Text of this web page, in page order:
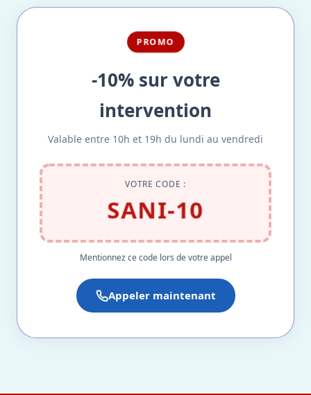
PROMO
-10% sur votre
intervention
Valable entre 10h et 19h du lundi au vendredi
VOTRE CODE :
SANI-10
Mentionnez ce code lors de votre appel
Appeler maintenant